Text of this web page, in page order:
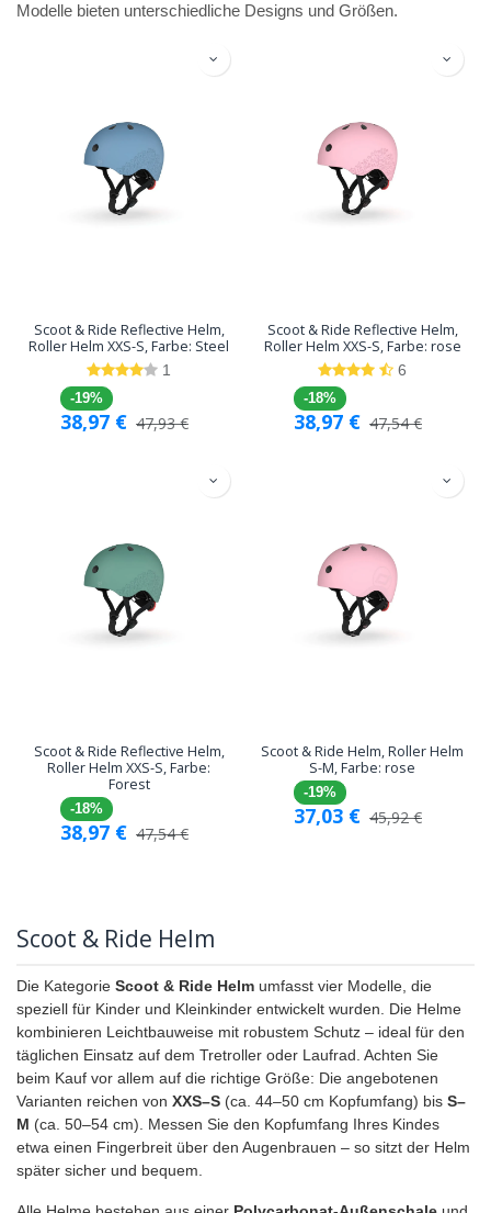
Modelle bieten unterschiedliche Designs und Größen.
Scoot & Ride Reflective Helm,
Roller Helm XXS-S, Farbe: Steel
1
-19%
38,97 € 47,93€
Scoot & Ride Reflective Helm,
Roller Helm XXS-S, Farbe: rose
6
-18%
38,97 € 47,54€
Scoot & Ride Reflective Helm,
Roller Helm XXS-S, Farbe:
Forest
-18%
38,97 € 47,54€
Scoot & Ride Helm, Roller Helm
S-M, Farbe: rose
-19%
37,03 € 45,92€
Scoot & Ride Helm
Die Kategorie Scoot & Ride Helm umfasst vier Modelle, die
speziell für Kinder und Kleinkinder entwickelt wurden. Die Helme
kombinieren Leichtbauweise mit robustem Schutz – ideal für den
täglichen Einsatz auf dem Tretroller oder Laufrad. Achten Sie
beim Kauf vor allem auf die richtige Größe: Die angebotenen
Varianten reichen von XXS–S (ca. 44–50 cm Kopfumfang) bis S–
M (ca. 50–54 cm). Messen Sie den Kopfumfang Ihres Kindes
etwa einen Fingerbreit über den Augenbrauen – so sitzt der Helm
später sicher und bequem.